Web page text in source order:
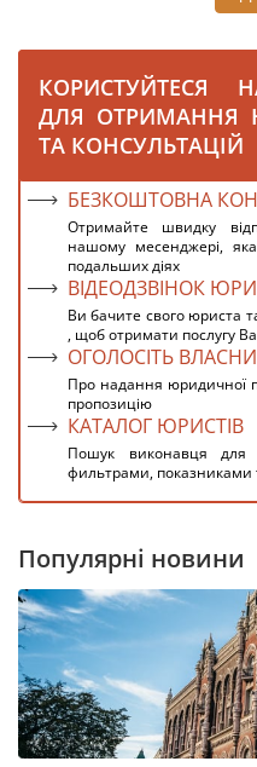
КОРИСТУЙТЕСЯ
ДЛЯ ОТРИМАННЯ
ТА КОНСУЛЬТАЦІЙ
БЕЗКОШТОВНА
Отримайте швидку
нашому месенджері,
подальших діях
ВІДЕОДЗВІНОК
Ви бачите свого юриста
, щоб отримати послугу
ОГОЛОСІТЬ
Про надання юридичної
пропозицію
КАТАЛОГ ЮРИСТІВ
Пошук виконавця
фильтрами, показниками
Популярні новини